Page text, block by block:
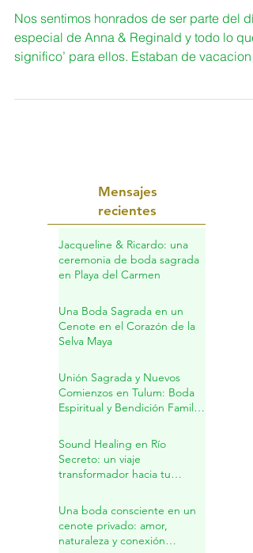
cenote
Nos sentimos honrados de ser parte del día
especial de Anna & Reginald y todo lo que
aquí en...
Mensajes
recientes
Jacqueline & Ricardo: una
en Playa del Carmen
Una Boda Sagrada en un
Unión Sagrada y Nuevos
Espiritual y Bendición Familiar
en la Riviera Maya
Sound Healing en Río
transformador hacia tu
interior
Una boda consciente en un